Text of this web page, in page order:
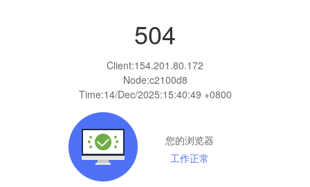
504
Client:154.201.80.172
Node:c2100d8
Time:14/Dec/2025:15:40:49 +0800
您的浏览器
工作正常